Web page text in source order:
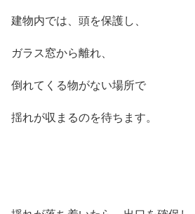
建物内では、頭を保護し、
ガラス窓から離れ、
倒れてくる物がない場所で
揺れが収まるのを待ちます。